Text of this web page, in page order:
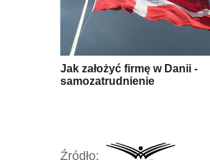
Jak założyć firmę w Danii -
samozatrudnienie
Źródło: